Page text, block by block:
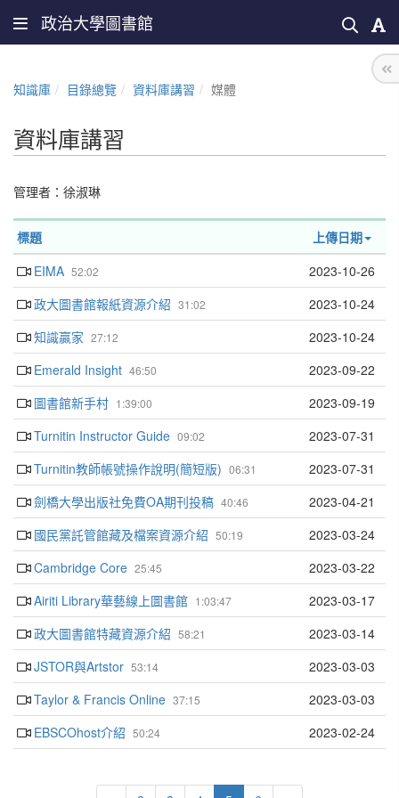
政治大學圖書館
知識庫 目錄總覽 資料庫講習 媒體
資料庫講習
管理者： 徐淑琳
標題 上傳日期
52:02
EIMA 2023-10-26
31:02
政大圖書館報紙資源介紹 2023-10-24
27:12
知識贏家 2023-10-24
46:50
Emerald Insight 2023-09-22
1:39:00
圖書館新手村 2023-09-19
09:02
Turnitin Instructor Guide 2023-07-31
06:31
Turnitin教師帳號操作說明(簡短版) 2023-07-31
40:46
劍橋大學出版社免費OA期刊投稿 2023-04-21
50:19
國民黨託管館藏及檔案資源介紹 2023-03-24
25:45
Cambridge Core 2023-03-22
1:03:47
Airiti Library華藝線上圖書館 2023-03-17
58:21
政大圖書館特藏資源介紹 2023-03-14
53:14
JSTOR與Artstor 2023-03-03
37:15
Taylor & Francis Online 2023-03-03
50:24
EBSCOhost介紹 2023-02-24